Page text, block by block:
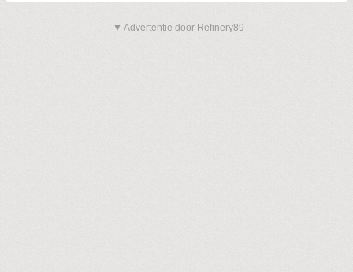
▼ Advertentie door Refinery89